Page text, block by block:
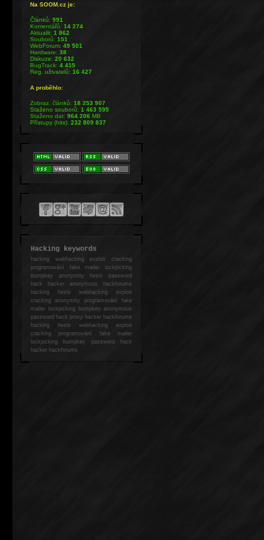
Na SOOM.cz je:
Článků:991
Komentářů:14 274
Aktualit:1 862
Souborů:151
WebForum:49 501
Hardware:38
Diskuze:20 632
BugTrack:4 415
Reg. uživatelů:16 427
A proběhlo:
Zobraz. článků:18 253 907
Staženo souborů:1 463 595
Staženo dat:964 206MB
Přístupy (hits):232 809 837
Hacking keywords
hackingwebhacking exploit cracking
programování fake mailer lockpicking
bumpkey anonymity heslo password
hackhacker anonymous hackforums
hackingheslo webhacking exploit
cracking anonymity programování fake
mailer lockpicking bumpkey anonymous
password hack proxy hacker hackforums
hacking heslo webhacking exploit
cracking programování fake mailer
lockpicking bumpkey password hack
hackerhackforums